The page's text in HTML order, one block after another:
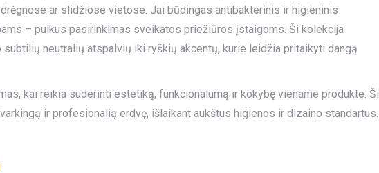
ar slidžiose vietose. Jai būdingas antibakterinis ir higieninis
– puikus pasirinkimas sveikatos priežiūros įstaigoms. Ši kolekcija
neutralių atspalvių iki ryškių akcentų, kurie leidžia pritaikyti dangą
kai reikia suderinti estetiką, funkcionalumą ir kokybę viename produkte. Ši
ir profesionalią erdvę, išlaikant aukštus higienos ir dizaino standartus.